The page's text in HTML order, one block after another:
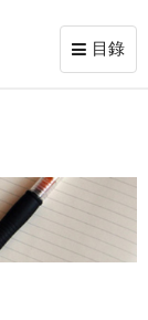
Toggle
目錄